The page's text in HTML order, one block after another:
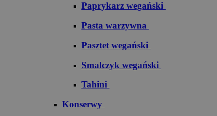
Paprykarz wegański
Pasta warzywna
Pasztet wegański
Smalczyk wegański
Tahini
Konserwy